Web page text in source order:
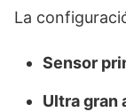
La
Sensor
Ultra gran